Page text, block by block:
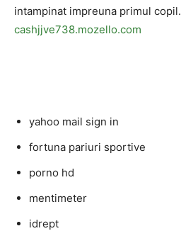
intampinat impreuna primul copil.
cashjjve738.mozello.com
yahoo mail sign in
fortuna pariuri sportive
porno hd
mentimeter
idrept